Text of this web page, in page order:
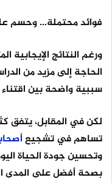
فوائد محتملة... وحسم
ورغم النتائج الإيجابية
الحاجة إلى مزيد من
سببية واضحة بين اقتناء
لكن في المقابل، يتفق
تساهم في تشجيع
وتحسين جودة الحياة
بصحة أفضل على المدى